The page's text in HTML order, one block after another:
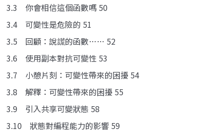
3.3 你會相信這個函數嗎 50
3.4 可變性是危險的 51
3.5 回顧：說謊的函數…… 52
3.6 使用副本對抗可變性 53
3.7 小憩片刻：可變性帶來的困擾 54
3.8 解釋：可變性帶來的困擾 55
3.9 引入共享可變狀態 58
3.10 狀態對編程能力的影響 59